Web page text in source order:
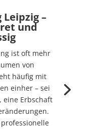
–
und
ist oft mehr
von
häufig mit
einher – sei
eine Erbschaft